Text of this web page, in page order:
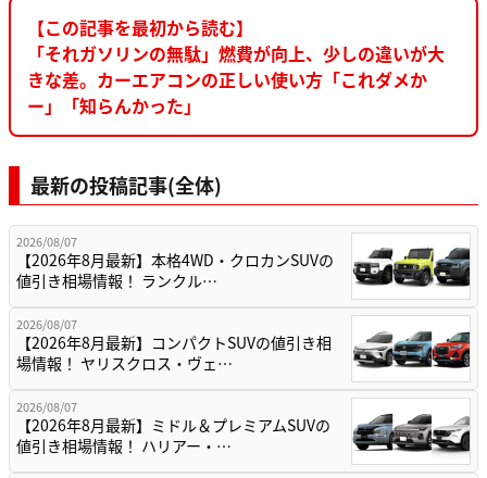
【この記事を最初から読む】
「それガソリンの無駄」燃費が向上、少しの違いが大
きな差。カーエアコンの正しい使い方「これダメか
ー」「知らんかった」
最新の投稿記事(全体)
2026/08/07
【2026年8月最新】本格4WD・クロカンSUVの
値引き相場情報！ ランクル…
2026/08/07
【2026年8月最新】コンパクトSUVの値引き相
場情報！ ヤリスクロス・ヴェ…
2026/08/07
【2026年8月最新】ミドル＆プレミアムSUVの
値引き相場情報！ ハリアー・…